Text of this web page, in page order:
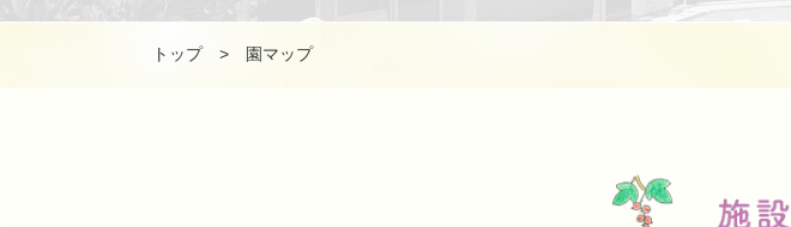
トップ > 園マップ